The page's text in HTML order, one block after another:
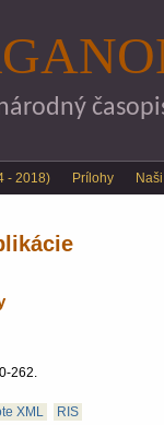
- 2018) Prílohy
262.
XML RIS